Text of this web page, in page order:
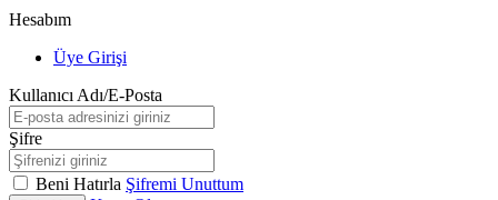
Hesabım
Üye Girişi
Kullanıcı Adı/E-Posta
Şifre
Beni Hatırla Şifremi Unuttum